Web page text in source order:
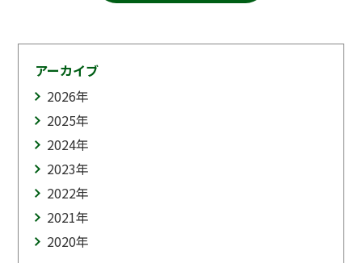
アーカイブ
2026年
2025年
2024年
2023年
2022年
2021年
2020年